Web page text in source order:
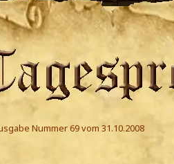
Nummer 69 vom 31.10.2008